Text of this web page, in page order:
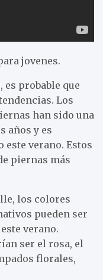
jovenes.
es probable que
Los
han sido una
años y es
verano. Estos
piernas más
los colores
pueden ser
verano.
ser el rosa, el
florales,